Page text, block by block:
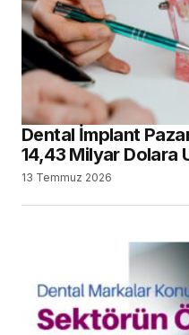
Dental İmplant
14,43 Milyar Dolara
13 Temmuz 2026